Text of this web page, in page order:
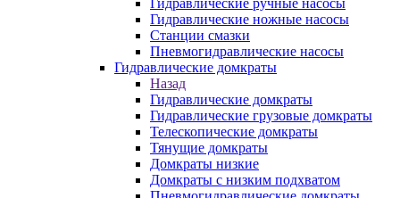
Гидравлические ручные насосы
Гидравлические ножные насосы
Станции смазки
Пневмогидравлические насосы
Гидравлические домкраты
Назад
Гидравлические домкраты
Гидравлические грузовые домкраты
Телескопические домкраты
Тянущие домкраты
Домкраты низкие
Домкраты с низким подхватом